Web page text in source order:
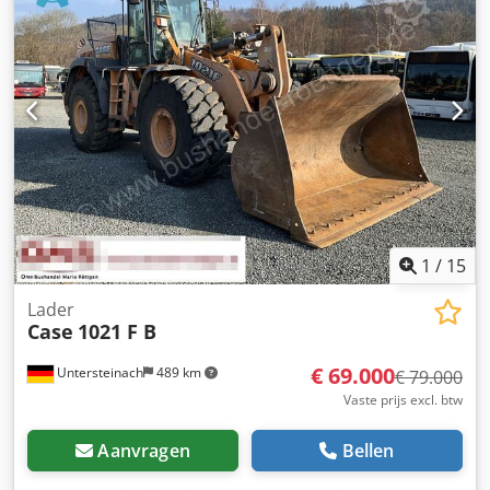
cabinebeschermingen en roosters - Schuifblad
(hydraulisch opklapbaar) Wij ondersteunen u graag ook op
het gebied van financiering/leasing met onze partners. Alle
gegevens zonder garantie. Wijzigingen en tussentijdse
verkoop voorbehouden.
1 / 15
Untersteinach 489 km
Lader
Case 1021 F B
€ 69.000€ 79.000
Vaste prijs excl. btw
Aanvragen Bellen